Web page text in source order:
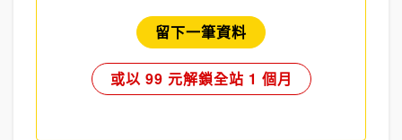
留下一筆資料
或以 99 元解鎖全站 1 個月